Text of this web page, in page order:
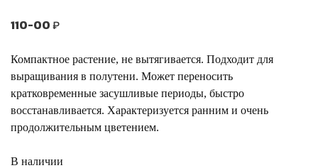
110-00₽
Компактное растение, не вытягивается. Подходит для
выращивания в полутени. Может переносить
кратковременные засушливые периоды, быстро
восстанавливается. Характеризуется ранним и очень
продолжительным цветением.
В наличии